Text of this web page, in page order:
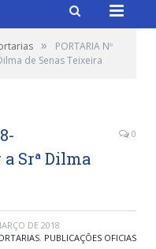
»
PORTARIA Nº
de Senas Teixeira
a Srª Dilma
0
DE 2018
, PUBLICAÇÕES OFICIAS